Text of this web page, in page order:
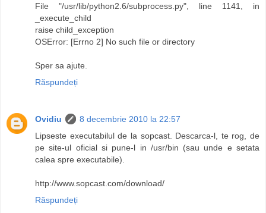
File "/usr/lib/python2.6/subprocess.py", line 1141, in
_execute_child
raise child_exception
OSError: [Errno 2] No such file or directory
Sper sa ajute.
Răspundeți
Ovidiu
8 decembrie 2010 la 22:57
Lipseste executabilul de la sopcast. Descarca-l, te rog, de
pe site-ul oficial si pune-l in /usr/bin (sau unde e setata
calea spre executabile).
http://www.sopcast.com/download/
Răspundeți